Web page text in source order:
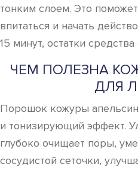
тонким слоем. Это
впитаться и начать
15 минут, остатки
ЧЕМ ПОЛЕЗНА
ДЛЯ
Порошок кожуры
и тонизирующий эффект.
глубоко очищает поры,
сосудистой сеточки,